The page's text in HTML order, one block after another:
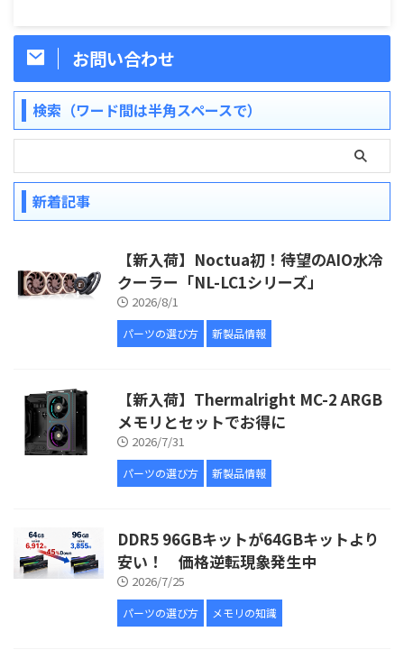
お問い合わせ
検索（ワード間は半角スペースで）
新着記事
【新入荷】Noctua初！待望のAIO水冷
クーラー「NL-LC1シリーズ」
2026/8/1
パーツの選び方 新製品情報
【新入荷】Thermalright MC-2 ARGB
メモリとセットでお得に
2026/7/31
パーツの選び方 新製品情報
DDR5 96GBキットが64GBキットより
安い！ 価格逆転現象発生中
2026/7/25
パーツの選び方 メモリの知識